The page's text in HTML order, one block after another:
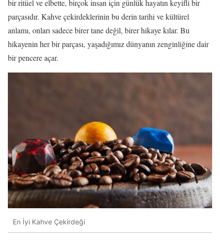
bir ritüel ve elbette, birçok insan için günlük hayatın keyifli bir
parçasıdır. Kahve çekirdeklerinin bu derin tarihi ve kültürel
anlamı, onları sadece birer tane değil, birer hikaye kılar. Bu
hikayenin her bir parçası, yaşadığımız dünyanın zenginliğine dair
bir pencere açar.
En İyi Kahve Çekirdeği